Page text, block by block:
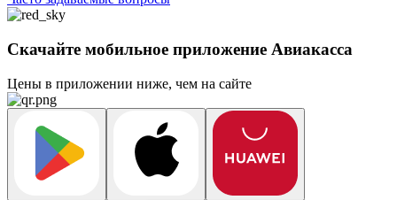
Скачайте мобильное приложение Авиакасса
Цены в приложении ниже, чем на сайте